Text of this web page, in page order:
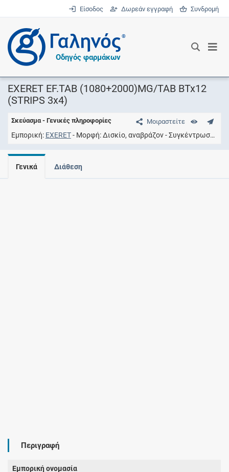
Είσοδος Δωρεάν εγγραφή Συνδρομή
®
Οδηγός φαρμάκων
EXERET EF.TAB (1080+2000)MG/TAB BTx12
(STRIPS 3x4)
Μοιραστείτε
Σκεύασμα - Γενικές πληροφορίες
Εμπορική EXERET Μορφή Δισκίο, αναβράζον Συγκέντρωση
Γενικά Διάθεση
Περιγραφή
Εμπορική ονομασία